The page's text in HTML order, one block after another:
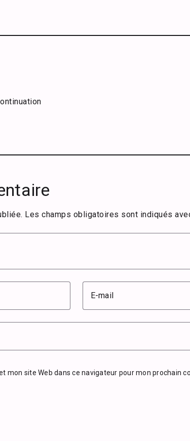
Les champs obligatoires sont indiqués
E-mail
mon site Web dans ce navigateur pour mon prochain